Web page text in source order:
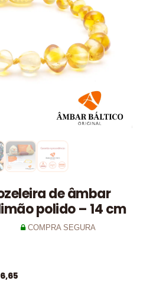
de âmbar
polido – 14 cm
COMPRA SEGURA